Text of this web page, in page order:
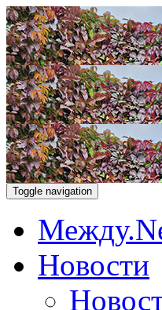
Toggle navigation
Новости